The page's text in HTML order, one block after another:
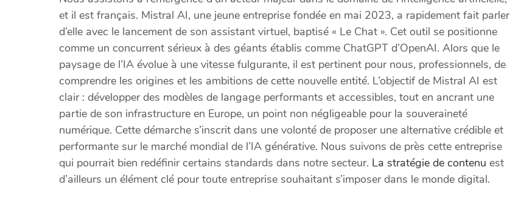
et il est français. Mistral AI, une jeune entreprise fondée en mai 2023, a rapidement fait parler
d’elle avec le lancement de son assistant virtuel, baptisé « Le Chat ». Cet outil se positionne
comme un concurrent sérieux à des géants établis comme ChatGPT d’OpenAI. Alors que le
paysage de l’IA évolue à une vitesse fulgurante, il est pertinent pour nous, professionnels, de
comprendre les origines et les ambitions de cette nouvelle entité. L’objectif de Mistral AI est
clair : développer des modèles de langage performants et accessibles, tout en ancrant une
partie de son infrastructure en Europe, un point non négligeable pour la souveraineté
numérique. Cette démarche s’inscrit dans une volonté de proposer une alternative crédible et
performante sur le marché mondial de l’IA générative. Nous suivons de près cette entreprise
qui pourrait bien redéfinir certains standards dans notre secteur. La stratégie de contenu est
d’ailleurs un élément clé pour toute entreprise souhaitant s’imposer dans le monde digital.